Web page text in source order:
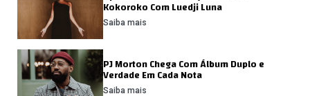
Kokoroko Com Luedji Luna
Saiba mais
PJ Morton Chega Com Álbum Duplo e
Verdade Em Cada Nota
Saiba mais